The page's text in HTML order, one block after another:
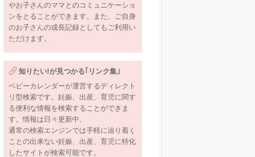
やお子さんのママとのコミュニケーショ
ンをとることができます。また、ご自身
のお子さんの成長記録としてもご利用い
ただけます。
知りたい!が見つかる｢リンク集｣
ベビーカレンダーが運営するディレクト
リ型検索です。妊娠、出産、育児に関す
る便利な情報を検索することができま
す。情報は日々更新中。
通常の検索エンジンでは手軽に辿り着く
ことの出来ない妊娠、出産、育児に特化
したサイトが検索可能です。